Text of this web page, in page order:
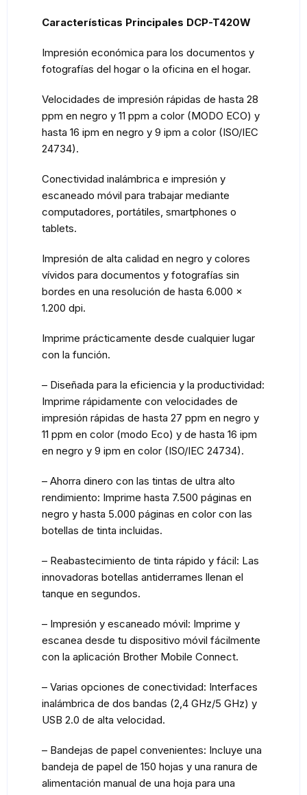
Características Principales DCP-T420W
Impresión económica para los documentos y
fotografías del hogar o la oficina en el hogar.
Velocidades de impresión rápidas de hasta 28
ppm en negro y 11 ppm a color (MODO ECO) y
hasta 16 ipm en negro y 9 ipm a color (ISO/IEC
24734).
Conectividad inalámbrica e impresión y
escaneado móvil para trabajar mediante
computadores, portátiles, smartphones o
tablets.
Impresión de alta calidad en negro y colores
vívidos para documentos y fotografías sin
bordes en una resolución de hasta 6.000 x
1.200 dpi.
Imprime prácticamente desde cualquier lugar
con la función.
– Diseñada para la eficiencia y la productividad:
Imprime rápidamente con velocidades de
impresión rápidas de hasta 27 ppm en negro y
11 ppm en color (modo Eco) y de hasta 16 ipm
en negro y 9 ipm en color (ISO/IEC 24734).
– Ahorra dinero con las tintas de ultra alto
rendimiento: Imprime hasta 7.500 páginas en
negro y hasta 5.000 páginas en color con las
botellas de tinta incluidas.
– Reabastecimiento de tinta rápido y fácil: Las
innovadoras botellas antiderrames llenan el
tanque en segundos.
– Impresión y escaneado móvil: Imprime y
escanea desde tu dispositivo móvil fácilmente
con la aplicación Brother Mobile Connect.
– Varias opciones de conectividad: Interfaces
inalámbrica de dos bandas (2,4 GHz/5 GHz) y
USB 2.0 de alta velocidad.
– Bandejas de papel convenientes: Incluye una
bandeja de papel de 150 hojas y una ranura de
alimentación manual de una hoja para una